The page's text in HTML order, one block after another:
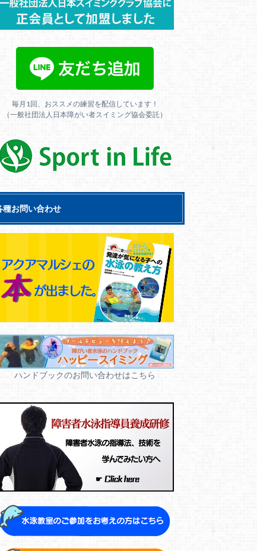
毎月1回、おススメの練習を配信しています！
（一般社団法人日本障がい者スイミング協会委託）
種お問い合わせ
ハンドブックのお問い合わせはこちら